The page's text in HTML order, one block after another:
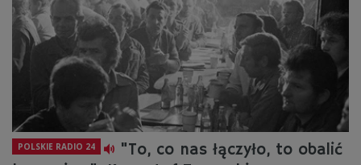
POLSKIE RADIO 24
"To, co nas łączyło, to obalić